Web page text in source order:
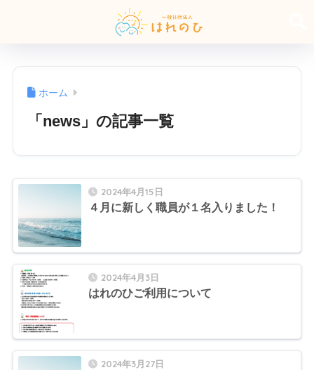
ホーム
「news」の記事一覧
2024年4月15日
４月に新しく職員が１名入りました！
2024年4月3日
はれのひご利用について
2024年3月27日